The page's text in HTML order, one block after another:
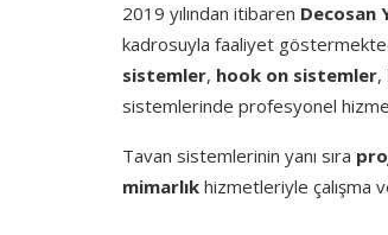
2019 yılından itibaren Decosan
kadrosuyla faaliyet
sistemler, hook on sistemler,
sistemlerinde profesyonel
Tavan sistemlerinin yanı sıra
mimarlık hizmetleriyle çalışma